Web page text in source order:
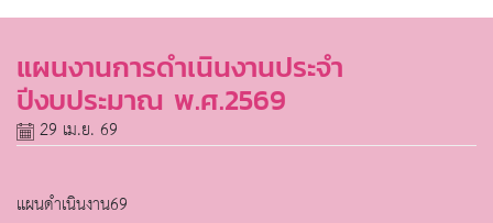
แผนงานการดำเนินงานประจำ
ปีงบประมาณ พ.ศ.2569
29 เม.ย. 69
แผนดำเนินงาน69